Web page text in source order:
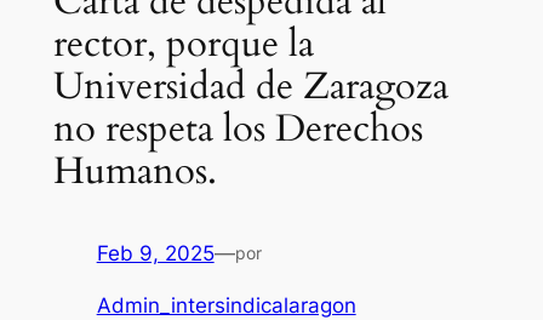
rector, porque la
Universidad de Zaragoza
no respeta los Derechos
Humanos.
Feb 9, 2025—por
Admin_intersindicalaragon